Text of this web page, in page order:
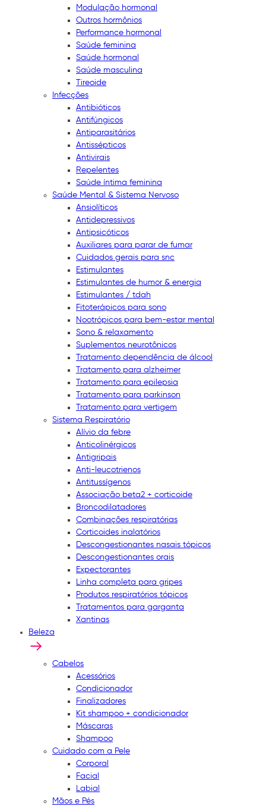
Modulação hormonal
Outros hormônios
Performance hormonal
Saúde feminina
Saúde hormonal
Saúde masculina
Tireoide
Infecções
Antibióticos
Antifúngicos
Antiparasitários
Antissépticos
Antivirais
Repelentes
Saúde íntima feminina
Saúde Mental & Sistema Nervoso
Ansiolíticos
Antidepressivos
Antipsicóticos
Auxiliares para parar de fumar
Cuidados gerais para snc
Estimulantes
Estimulantes de humor & energia
Estimulantes / tdah
Fitoterápicos para sono
Nootrópicos para bem-estar mental
Sono & relaxamento
Suplementos neurotônicos
Tratamento dependência de álcool
Tratamento para alzheimer
Tratamento para epilepsia
Tratamento para parkinson
Tratamento para vertigem
Sistema Respiratório
Alívio da febre
Anticolinérgicos
Antigripais
Anti-leucotrienos
Antitussígenos
Associação beta2 + corticoide
Broncodilatadores
Combinações respiratórias
Corticoides inalatórios
Descongestionantes nasais tópicos
Descongestionantes orais
Expectorantes
Linha completa para gripes
Produtos respiratórios tópicos
Tratamentos para garganta
Xantinas
Beleza
Cabelos
Acessórios
Condicionador
Finalizadores
Kit shampoo + condicionador
Máscaras
Shampoo
Cuidado com a Pele
Corporal
Facial
Labial
Mãos e Pés